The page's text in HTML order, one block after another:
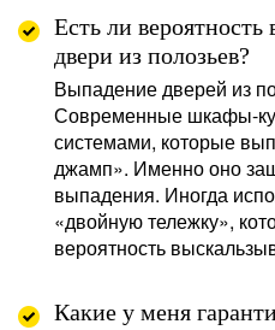
Есть ли
двери из полозьев?
Выпадение дверей из
Современные шкафы-
системами, которые
джамп». Именно оно
выпадения. Иногда
«двойную тележку»,
вероятность
Какие у меня